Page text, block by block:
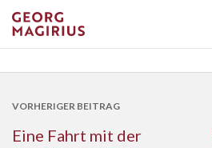
VORHERIGER BEITRAG
Eine Fahrt mit der